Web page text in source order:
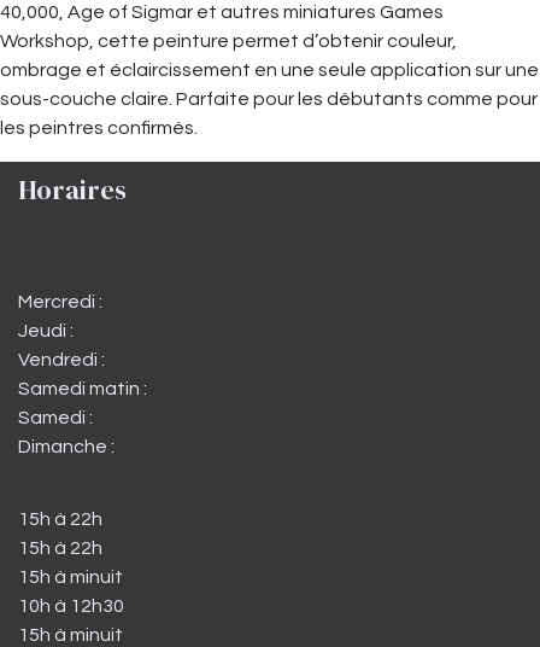
40,000, Age of Sigmar et autres miniatures Games
Workshop, cette peinture permet d’obtenir couleur,
ombrage et éclaircissement en une seule application sur une
sous-couche claire. Parfaite pour les débutants comme pour
les peintres confirmés.
Horaires
Mercredi :
Jeudi :
Vendredi :
Samedi matin :
Samedi :
Dimanche :
15h à 22h
15h à 22h
15h à minuit
10h à 12h30
15h à minuit